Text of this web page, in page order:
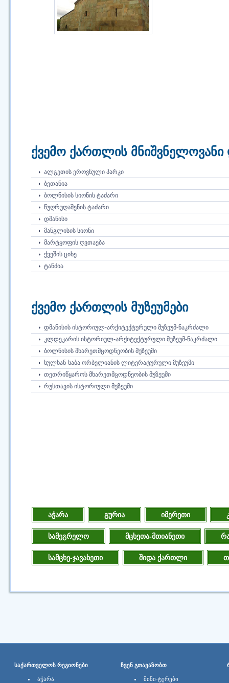
ქვემო ქართლის მნიშვნელოვანი
ᲐᲚᲒᲔᲗᲘᲡ ᲔᲠᲝᲕᲜᲣᲚᲘ ᲞᲐᲠᲙᲘ
ᲑᲔᲗᲐᲜᲘᲐ
ᲑᲝᲚᲜᲘᲡᲘᲡ ᲡᲘᲝᲜᲘᲡ ᲢᲐᲫᲐᲠᲘ
ᲬᲣᲦᲠᲣᲦᲐᲨᲔᲜᲘᲡ ᲢᲐᲫᲐᲠᲘ
ᲓᲛᲐᲜᲘᲡᲘ
ᲛᲐᲜᲒᲚᲘᲡᲘᲡ ᲡᲘᲝᲜᲘ
ᲛᲐᲠᲢᲧᲝᲤᲘᲡ ᲦᲕᲗᲐᲔᲑᲐ
ᲥᲕᲔᲨᲘᲡ ᲪᲘᲮᲔ
ᲢᲐᲜᲫᲘᲐ
ქვემო ქართლის მუზეუმები
ᲓᲛᲐᲜᲘᲡᲘᲡ ᲘᲡᲢᲝᲠᲘᲣᲚ-ᲐᲠᲥᲘᲢᲔᲥᲢᲣᲠᲣᲚᲘ ᲛᲣᲖᲔᲣᲛ-ᲜᲐᲙᲠᲫᲐᲚᲘ
ᲙᲚᲓᲔᲙᲐᲠᲘᲡ ᲘᲡᲢᲝᲠᲘᲣᲚ-ᲐᲠᲥᲘᲢᲔᲥᲢᲣᲠᲣᲚᲘ ᲛᲣᲖᲔᲣᲛ-ᲜᲐᲙᲠᲫᲐᲚᲘ
ᲑᲝᲚᲜᲘᲡᲘᲡ ᲛᲮᲐᲠᲔᲗᲛᲪᲝᲓᲜᲔᲝᲑᲘᲡ ᲛᲣᲖᲔᲣᲛᲘ
ᲡᲣᲚᲮᲐᲜ-ᲡᲐᲑᲐ ᲝᲠᲑᲔᲚᲘᲐᲜᲘᲡ ᲚᲘᲢᲔᲠᲐᲢᲣᲠᲣᲚᲘ ᲛᲣᲖᲔᲣᲛᲘ
ᲗᲔᲗᲠᲘᲬᲧᲐᲠᲝᲡ ᲛᲮᲐᲠᲔᲗᲛᲪᲝᲓᲜᲔᲝᲑᲘᲡ ᲛᲣᲖᲔᲣᲛᲘ
ᲠᲣᲡᲗᲐᲕᲘᲡ ᲘᲡᲢᲝᲠᲘᲣᲚᲘ ᲛᲣᲖᲔᲣᲛᲘ
აჭარა გურია იმერეთი
სამეგრელო მცხეთა-მთიანეთი
სამცხე-ჯავახეთი შიდა ქართლი
ᲡᲐᲥᲐᲠᲗᲕᲔᲚᲝᲡ ᲠᲔᲒᲘᲝᲜᲔᲑᲘ ᲩᲕᲔᲜ ᲒᲗᲐᲕᲐᲖᲝᲑᲗ
ᲐᲭᲐᲠᲐ
ᲛᲘᲜᲘ-ᲢᲣᲠᲔᲑᲘ